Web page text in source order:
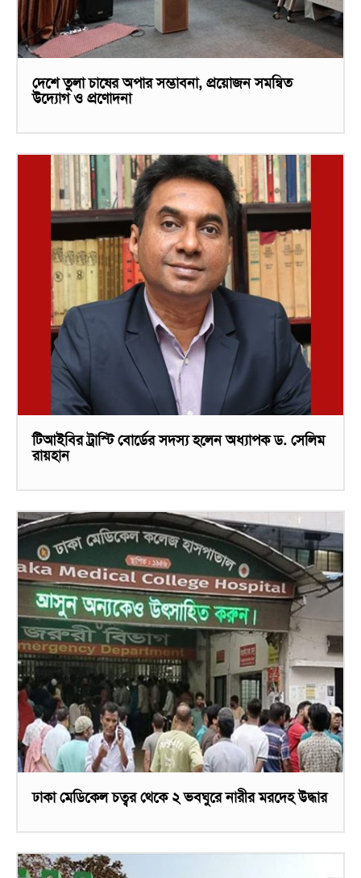
দেশে তুলা চাষের অপার সম্ভাবনা, প্রয়োজন সমন্বিত
উদ্যোগ ও প্রণোদনা
টিআইবির ট্রাস্টি বোর্ডের সদস্য হলেন অধ্যাপক ড. সেলিম
রায়হান
ঢাকা মেডিকেল চত্বর থেকে ২ ভবঘুরে নারীর মরদেহ উদ্ধার